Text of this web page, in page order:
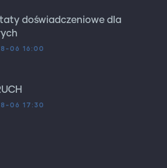
doświadczeniowe dla
06 16:00
06 17:30